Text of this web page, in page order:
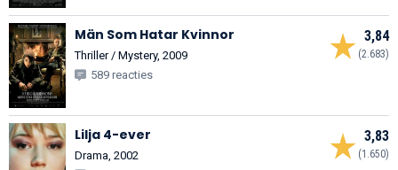
3,84
(2.683)
Män Som Hatar Kvinnor
Thriller / Mystery, 2009
589 reacties
3,83
(1.650)
Lilja 4-ever
Drama, 2002